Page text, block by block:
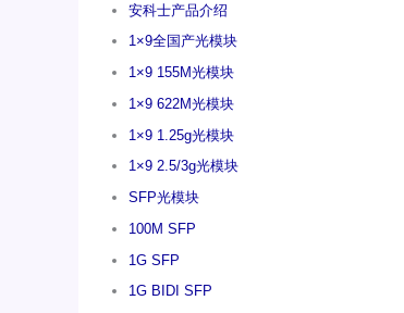
安科士产品介绍
1×9全国产光模块
1×9 155M光模块
1×9 622M光模块
1×9 1.25g光模块
1×9 2.5/3g光模块
SFP光模块
100M SFP
1G SFP
1G BIDI SFP